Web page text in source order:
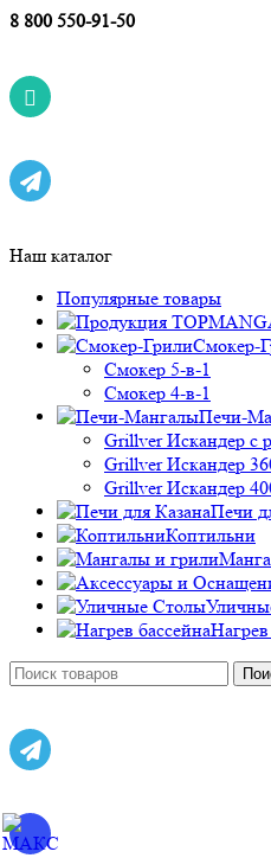
8 800 550-91-50
Наш каталог
Популярные товары
Смокер-
Смокер 5-в-1
Смокер 4-в-1
Печи-
Grillver Искандер с
Grillver Искандер
Grillver Искандер
Печи
Коптильни